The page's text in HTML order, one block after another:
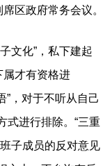
区政府常务会议。
文化”，私下建起
属才有资格进
”，对于不听从自己
式进行排除。“三重
子成员的反对意见